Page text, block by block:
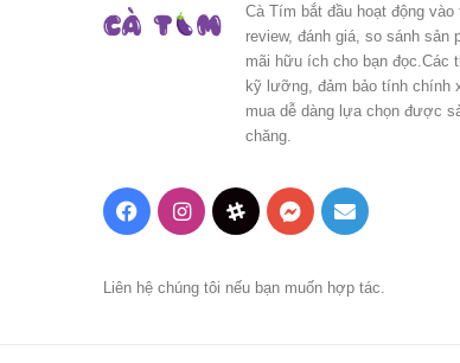
Cà Tím bắt đầu hoạt động
review, đánh giá, so sánh sản
mãi hữu ích cho bạn đọc.Các
kỹ lưỡng, đảm bảo tính chính
mua dễ dàng lựa chọn được
chăng.
FacebookInstagramThreadsMessenger
Mail
Liên hệ chúng tôi nếu bạn muốn hợp tác.